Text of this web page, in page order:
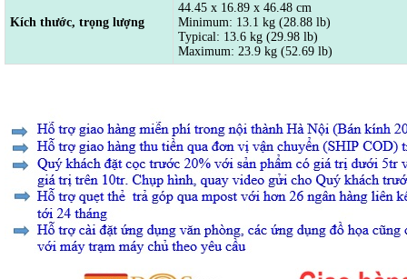
Kích thước, trọng lượng
44.45 x 16.89 x 46.48 cm
Minimum: 13.1 kg (28.88 lb)
Typical: 13.6 kg (29.98 lb)
Maximum: 23.9 kg (52.69 lb)